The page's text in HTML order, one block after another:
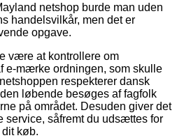
netshop burde man uden
handelsvilkår, men det er
opgave.
være at kontrollere om
e-mærke ordningen, som skulle
respekterer dansk
løbende besøges af fagfolk
på området. Desuden giver det
såfremt du udsættes for
køb.